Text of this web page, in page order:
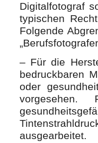
Digitalfotograf
typischen
Folgende
– Für die
bedruckbaren
oder
ausgearbeitet.